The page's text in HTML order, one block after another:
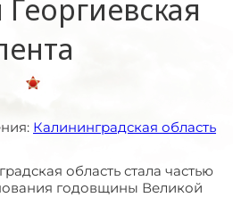
Калининградская область
область стала частью
годовщины Великой